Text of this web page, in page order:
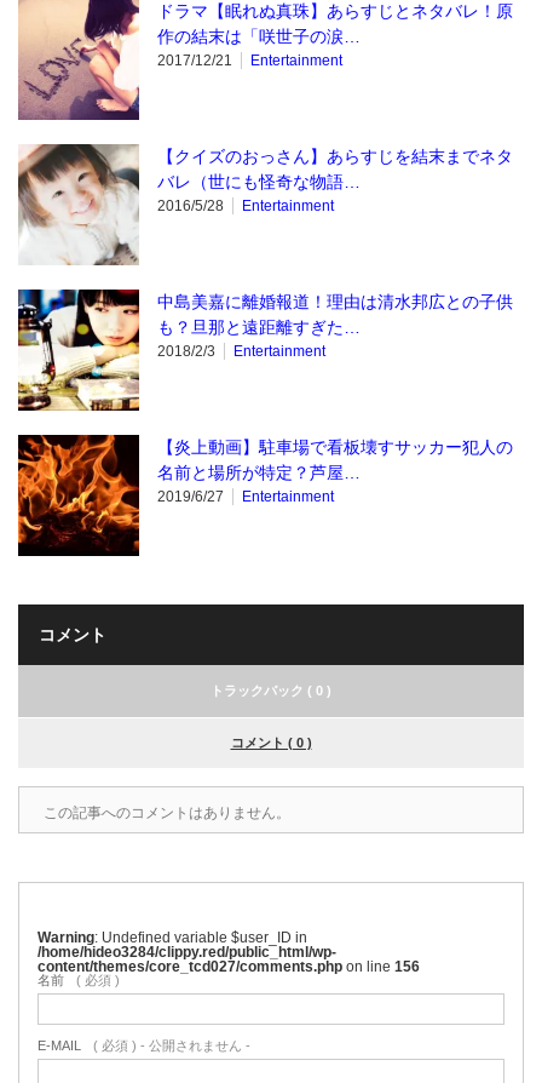
ドラマ【眠れぬ真珠】あらすじとネタバレ！原
作の結末は「咲世子の涙…
2017/12/21 Entertainment
【クイズのおっさん】あらすじを結末までネタ
バレ（世にも怪奇な物語…
2016/5/28 Entertainment
中島美嘉に離婚報道！理由は清水邦広との子供
も？旦那と遠距離すぎた…
2018/2/3 Entertainment
【炎上動画】駐車場で看板壊すサッカー犯人の
名前と場所が特定？芦屋…
2019/6/27 Entertainment
コメント
トラックバック ( 0 )
コメント ( 0 )
この記事へのコメントはありません。
Warning : Undefined variable $user_ID in
/home/hideo3284/clippy.red/public_html/wp-
content/themes/core_tcd027/comments.php on line 156
名前 ( 必須 )
E-MAIL ( 必須 ) - 公開されません -